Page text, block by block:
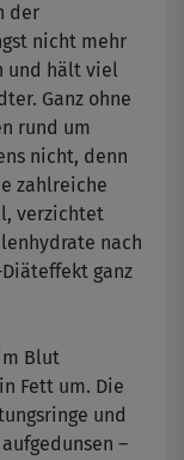
der
nicht mehr
und hält viel
Ganz ohne
rund um
nicht, denn
zahlreiche
verzichtet
nach
ganz
Blut
Fett um. Die
und
–